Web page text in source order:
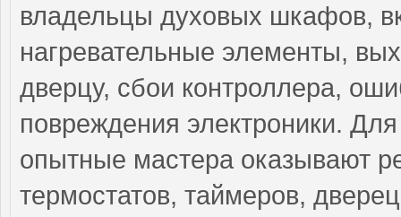
владельцы духовых шкафов,
нагревательные элементы,
дверцу, сбои контроллера,
повреждения электроники.
опытные мастера оказывают
термостатов, таймеров,